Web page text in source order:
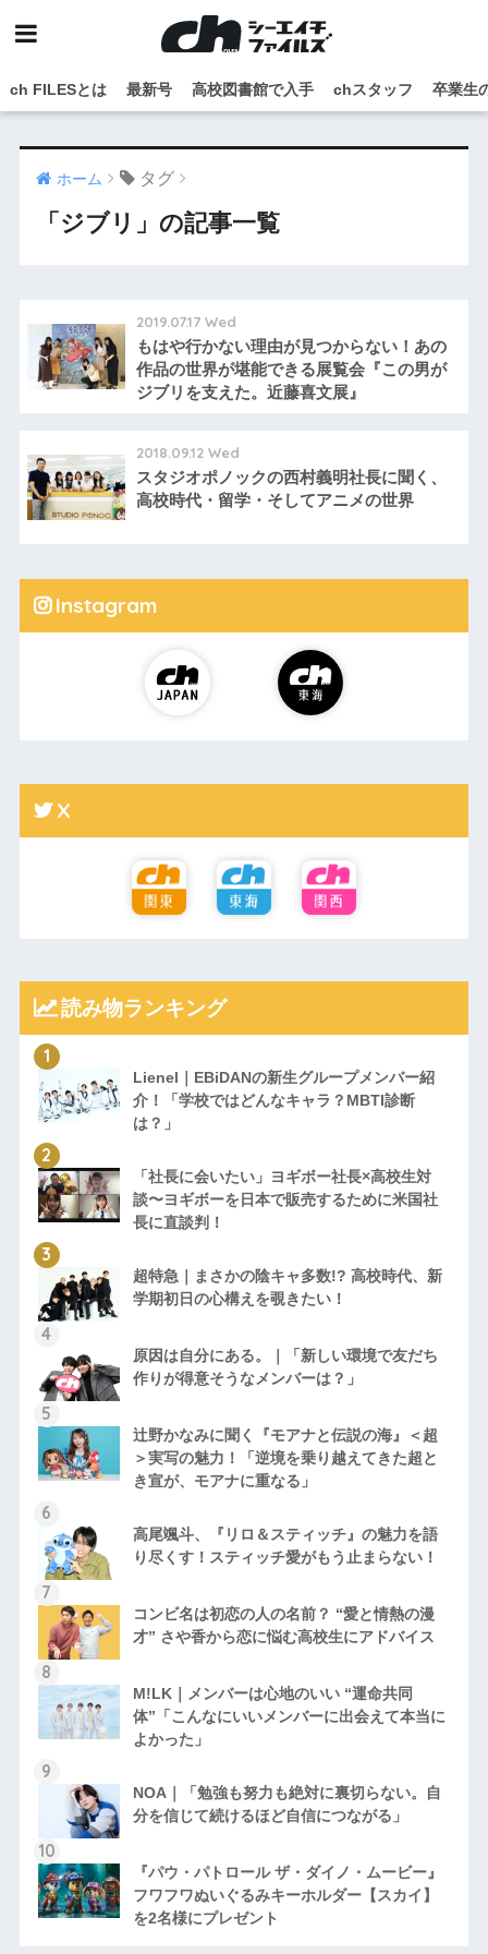
ch FILESとは 最新号 高校図書館で入手 chスタッフ 卒業生
ホーム タグ
「ジブリ」の記事一覧
2019.07.17 Wed
もはや行かない理由が見つからない！あの
作品の世界が堪能できる展覧会『この男が
ジブリを支えた。近藤喜文展』
2018.09.12 Wed
スタジオポノックの西村義明社長に聞く、
高校時代・留学・そしてアニメの世界
Instagram
X
読み物ランキング
Lienel｜EBiDANの新生グループメンバー紹
介！「学校ではどんなキャラ？MBTI診断
は？」
「社長に会いたい」ヨギボー社長×高校生対
談〜ヨギボーを日本で販売するために米国社
長に直談判！
超特急｜まさかの陰キャ多数!? 高校時代、新
学期初日の心構えを覗きたい！
原因は自分にある。｜「新しい環境で友だち
作りが得意そうなメンバーは？」
辻野かなみに聞く『モアナと伝説の海』＜超
＞実写の魅力！「逆境を乗り越えてきた超と
き宣が、モアナに重なる」
高尾颯斗、『リロ＆スティッチ』の魅力を語
り尽くす！スティッチ愛がもう止まらない！
コンビ名は初恋の人の名前？ “愛と情熱の漫
才” さや香から恋に悩む高校生にアドバイス
M!LK｜メンバーは心地のいい “運命共同
体”「こんなにいいメンバーに出会えて本当に
よかった」
NOA｜「勉強も努力も絶対に裏切らない。自
分を信じて続けるほど自信につながる」
『パウ・パトロール ザ・ダイノ・ムービー』
フワフワぬいぐるみキーホルダー【スカイ】
を2名様にプレゼント